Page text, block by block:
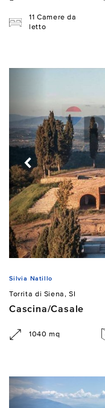
11 Camere da
letto
Silvia Natillo
Torrita di Siena, SI
Cascina/Casale
1040 mq